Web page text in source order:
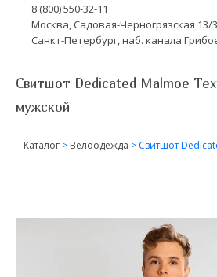
8 (800) 550-32-11
Москва, Садовая-Черногрязская 13/
Санкт-Петербург, наб. канала
Свитшот Dedicated Malmoe
мужской
Каталог > Велоодежда > Свитшот